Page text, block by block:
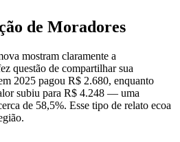
de Moradores
mostram claramente a
questão de compartilhar sua
2025 pagou R$ 2.680, enquanto
subiu para R$ 4.248 — uma
de 58,5%. Esse tipo de relato ecoa